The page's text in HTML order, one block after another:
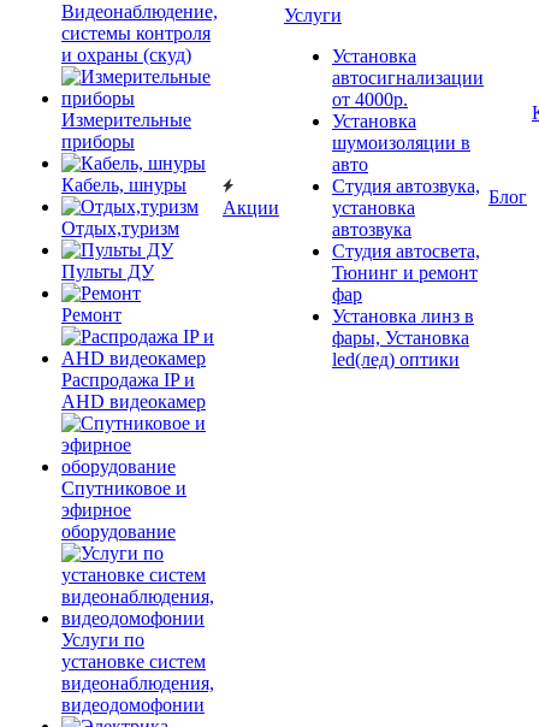
Видеонаблюдение,
системы контроля
и охраны (скуд)
Измерительные
приборы
Кабель, шнуры
Отдых,туризм
Пульты ДУ
Ремонт
Распродажа IP и
AHD видеокамер
Спутниковое и
эфирное
оборудование
Услуги по
установке систем
видеонаблюдения,
видеодомофонии
Акции
Услуги
Установка
автосигнализации
от 4000р.
Установка
шумоизоляции в
авто
Студия автозвука,
установка
автозвука
Студия автосвета,
Тюнинг и ремонт
фар
Установка линз в
фары, Установка
led(лед) оптики
Блог